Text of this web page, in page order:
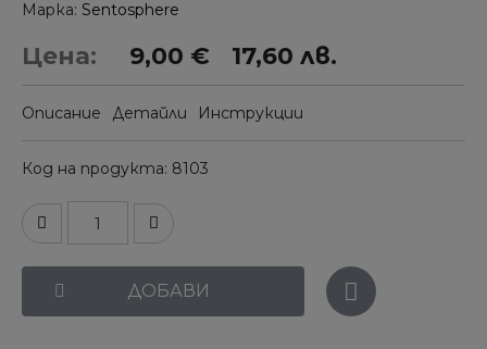
Марка Sentosphere
Цена: 9,00 € 17,60 лв.
Описание Детайли Инструкции
Код на продукта 8103
ДОБАВИ